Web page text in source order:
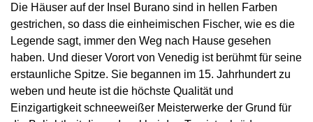
Die Häuser auf der Insel Burano sind in hellen Farben
gestrichen, so dass die einheimischen Fischer, wie es die
Legende sagt, immer den Weg nach Hause gesehen
haben. Und dieser Vorort von Venedig ist berühmt für seine
erstaunliche Spitze. Sie begannen im 15. Jahrhundert zu
weben und heute ist die höchste Qualität und
Einzigartigkeit schneeweißer Meisterwerke der Grund für